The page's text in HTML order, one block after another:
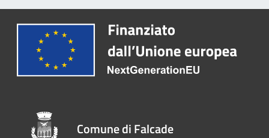
Comune di Falcade